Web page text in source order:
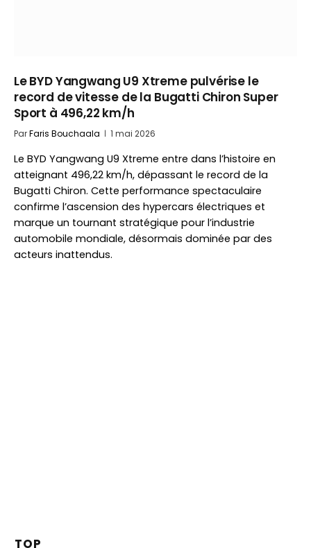
Le BYD Yangwang U9 Xtreme pulvérise le
record de vitesse de la Bugatti Chiron Super
Sport à 496,22 km/h
ParFaris Bouchaala 1 mai 2026
Le BYD Yangwang U9 Xtreme entre dans l’histoire en
atteignant 496,22 km/h, dépassant le record de la
Bugatti Chiron. Cette performance spectaculaire
confirme l’ascension des hypercars électriques et
marque un tournant stratégique pour l’industrie
automobile mondiale, désormais dominée par des
acteurs inattendus.
TOP